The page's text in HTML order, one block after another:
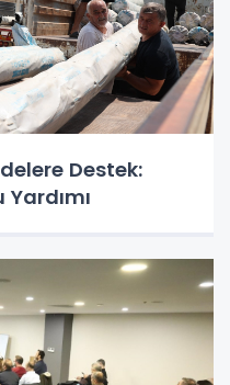
Destek: